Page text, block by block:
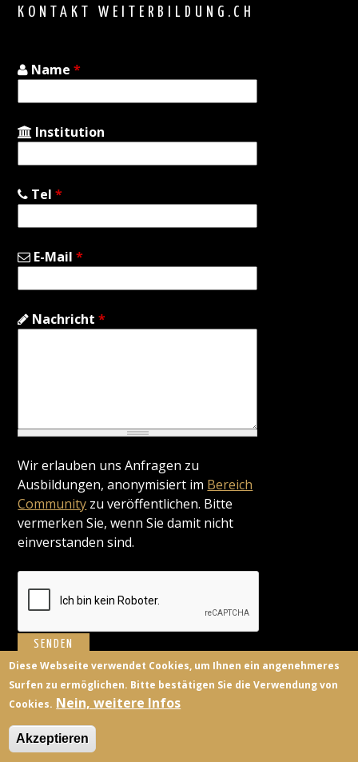
KONTAKT WEITERBILDUNG.CH
Name*
Institution
Tel*
E-Mail*
Nachricht*
Wir erlauben uns Anfragen zu
Ausbildungen, anonymisiert im Bereich
Community zu veröffentlichen. Bitte
vermerken Sie, wenn Sie damit nicht
einverstanden sind.
BILDUNGSANBIETER KONTAKT
Diese Webseite verwendet Cookies, um Ihnen ein angenehmeres
Surfen zu ermöglichen. Bitte bestätigen Sie die Verwendung von
Cookies. Nein, weitere Infos
Akzeptieren